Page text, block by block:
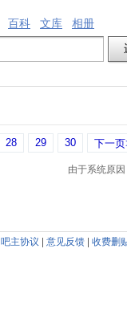
百科 文库 相册
28 29 30 下一页
由于系统原
吧主协议 | 意见反馈 | 收费删